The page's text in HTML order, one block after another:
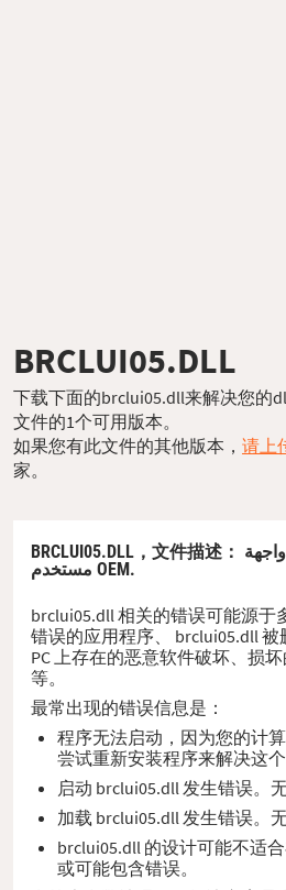
BRCLUI05.DLL
下载下面的brclui05.dll来解决您的
文件的1个可用版本。
如果您有此文件的其他版本， 请上
家。
BRCLUI05.DLL， 文件描述 ： الوحدة النمطية لاختبار واجهة
مستخدم OEM.
brclui05.dll 相关的错误可能源于
错误的应用程序、 brclui05.dll
PC 上存在的恶意软件破坏、损
等。
最常出现的错误信息是：
程序无法启动，因为您的计算
尝试重新安装程序来解决这个
启动 brclui05.dll 发生错误。
加载 brclui05.dll 发生错误。
brclui05.dll 的设计可能不适合
或可能包含错误。